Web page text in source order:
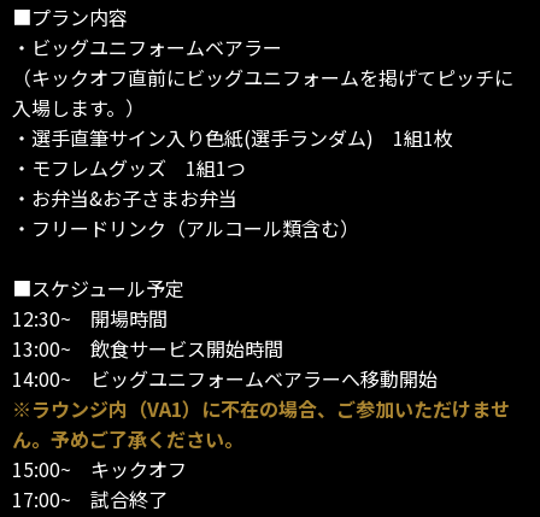
■プラン内容
・ビッグユニフォームベアラー
（キックオフ直前にビッグユニフォームを掲げてピッチに
入場します。）
・選手直筆サイン入り色紙(選手ランダム) 1組1枚
・モフレムグッズ 1組1つ
・お弁当&お子さまお弁当
・フリードリンク（アルコール類含む）
■スケジュール予定
12:30~ 開場時間
13:00~ 飲食サービス開始時間
14:00~ ビッグユニフォームベアラーへ移動開始
※ラウンジ内（VA1）に不在の場合、ご参加いただけませ
ん。予めご了承ください。
15:00~ キックオフ
17:00~ 試合終了